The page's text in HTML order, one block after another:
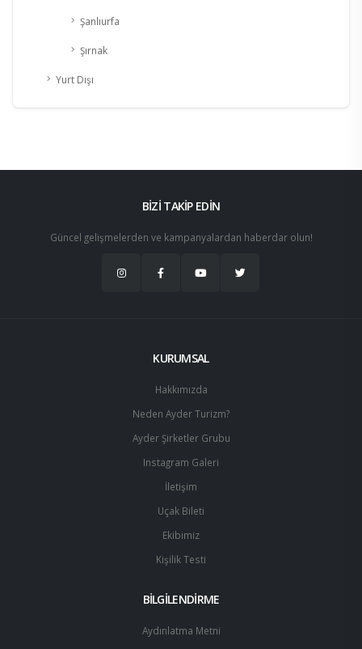
Şanlıurfa
Şırnak
Yurt Dışı
BİZİ TAKİP EDİN
Güncel gelişmelerden ve kampanyalardan haberdar olun!
KURUMSAL
Hakkımızda
Neden Ayder Turizm?
Ayder Şirketler Grubu
Instagram Galeri
İletişim
Uçak Bileti
Ekibimiz
Kişilik Testi
BİLGİLENDİRME
Aydınlatma Metni